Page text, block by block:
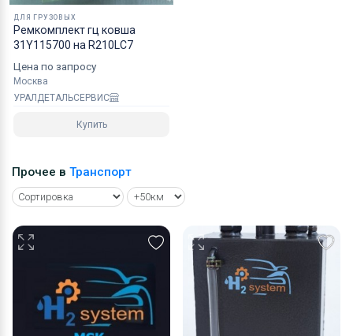
ДЛЯ ГРУЗОВЫХ
Ремкомплект гц ковша
31Y115700 на R210LC7
Цена по запросу
Москва
УРАЛДЕТАЛЬСЕРВИС
Купить
Прочее в Транспорт